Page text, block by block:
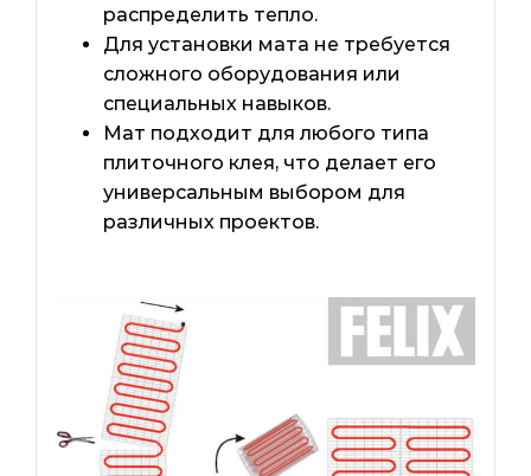
распределить тепло.
Для установки мата не требуется
сложного оборудования или
специальных навыков.
Мат подходит для любого типа
плиточного клея, что делает его
универсальным выбором для
различных проектов.